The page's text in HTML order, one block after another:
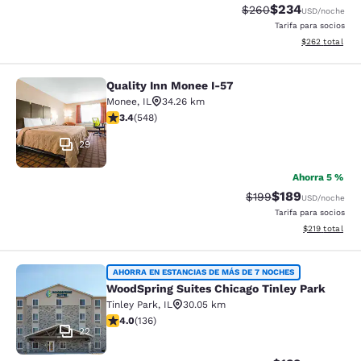
Tarifa tachada:
$260Tarifa reducida:
$234USD/noche
Tarifa para socios
Ver detalles
$262 total
Quality Inn Monee I-57
29
Quality Inn Monee I-57
Monee, IL
34.26 km
Calificación de 3.43 estrellas. Bueno. 548 reseñas
3.4(548)
Ahorra 5 %
Tarifa tachada:
$199Tarifa reducida:
$189USD/noche
Tarifa para socios
Ver detalles
$219 total
WoodSpring Suites Chicago Tinley
22
AHORRA EN ESTANCIAS DE MÁS DE 7 NOCHES
WoodSpring Suites Chicago Tinley Park
Tinley Park, IL
30.05 km
Calificación de 3.96 estrellas. Bueno. 136 reseñas
4.0(136)